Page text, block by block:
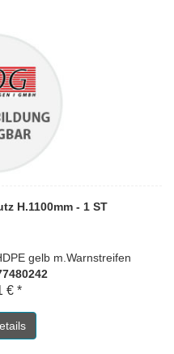
H.1100mm - 1 ST
gelb m.Warnstreifen
€ *